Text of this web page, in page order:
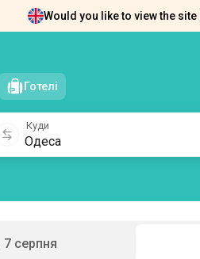
Would you like to view the site
Готелі
Куди
7 серпня